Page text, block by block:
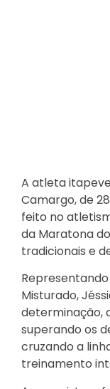
A atleta
Camargo, de
feito no
da Maratona
tradicionais e
Misturado,
determinação,
superando os
cruzando a
treinamento